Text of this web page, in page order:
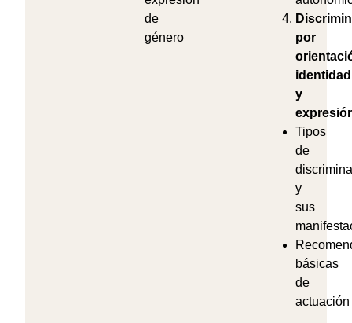
de
género
por
identidad
y
Tipos
de
y
sus
básicas
de
actuación